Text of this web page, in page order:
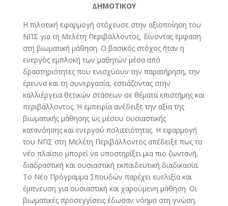
ΔΗΜΟΤΙΚΟΥ
Η πιλοτική εφαρμογή στόχευσε στην αξιοποίηση του
ΝΠΣ για τη Μελέτη Περιβάλλοντος, δίνοντας έμφαση
στη βιωματική μάθηση. Ο βασικός στόχος ήταν η
ενεργός εμπλοκή των μαθητών μέσα από
δραστηριότητες που ενισχύουν την παρατήρηση, την
έρευνα και τη συνεργασία, εστιάζοντας στην
καλλιέργεια θετικών στάσεων σε θέματα επιστήμης και
περιβάλλοντος. Η εμπειρία ανέδειξε την αξία της
βιωματικής μάθησης ως μέσου ουσιαστικής
κατανόησης και ενεργού πολιτειότητας. Η εφαρμογή
του ΝΠΣ στη Μελέτη Περιβάλλοντος απέδειξε πως το
νέο πλαίσιο μπορεί να υποστηρίξει μια πιο ζωντανή,
διαδραστική και ουσιαστική εκπαιδευτική διαδικασία.
Το Νέο Πρόγραμμα Σπουδών παρέχει ευελιξία και
έμπνευση για ουσιαστική και χαρούμενη μάθηση. Οι
βιωματικές προσεγγίσεις έδωσαν νόημα στη γνώση,